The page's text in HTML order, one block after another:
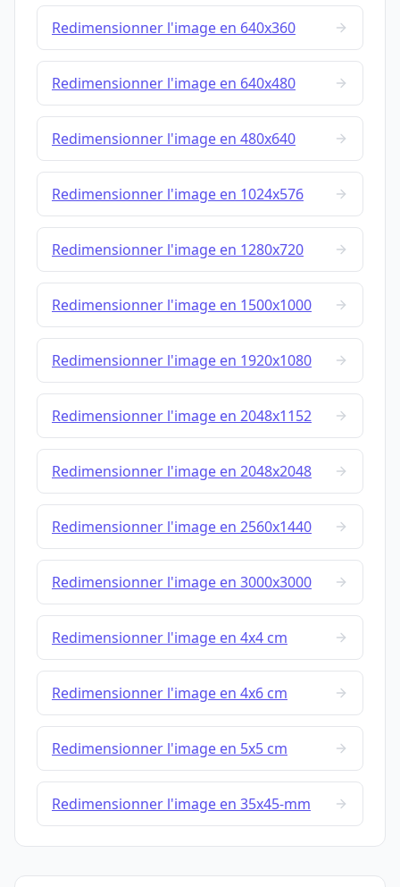
Redimensionner l'image en 640x360
Redimensionner l'image en 640x480
Redimensionner l'image en 480x640
Redimensionner l'image en 1024x576
Redimensionner l'image en 1280x720
Redimensionner l'image en 1500x1000
Redimensionner l'image en 1920x1080
Redimensionner l'image en 2048x1152
Redimensionner l'image en 2048x2048
Redimensionner l'image en 2560x1440
Redimensionner l'image en 3000x3000
Redimensionner l'image en 4x4 cm
Redimensionner l'image en 4x6 cm
Redimensionner l'image en 5x5 cm
Redimensionner l'image en 35x45-mm